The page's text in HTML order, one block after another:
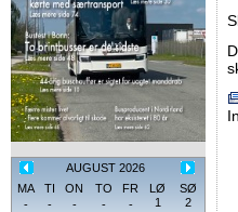
AUGUST 2026
MA
TI ON TO FR LØ
SØ
-
- - - - 1
2